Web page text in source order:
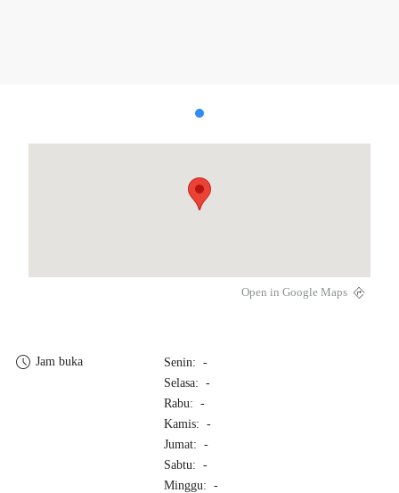
Open in Google Maps
Jam buka
Senin: -
Selasa: -
Rabu: -
Kamis: -
Jumat: -
Sabtu: -
Minggu: -